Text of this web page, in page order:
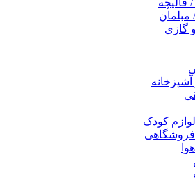
مبلمان
گازی
آشپزخانه
کودک
فروشگاهی